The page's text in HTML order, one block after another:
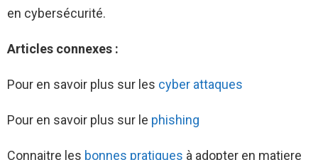
en cybersécurité.
Articles connexes :
Pour en savoir plus sur les cyber attaques
Pour en savoir plus sur le phishing
Connaitre les bonnes pratiques à adopter en matiere